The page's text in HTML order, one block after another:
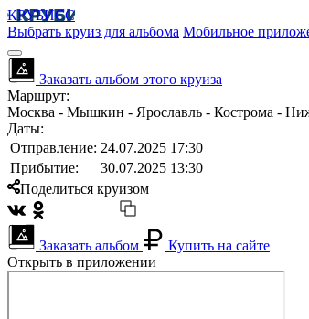
КРУБИСС
Выбрать круиз для альбома Мобильное
Заказать альбом этого круиза
Маршрут:
Москва - Мышкин - Ярославль - Кострома -
Даты:
Отправление: 24.07.2025 17:30
Прибытие:
30.07.2025 13:30
Поделиться круизом
Заказать альбом
Купить на сайте
Открыть в приложении